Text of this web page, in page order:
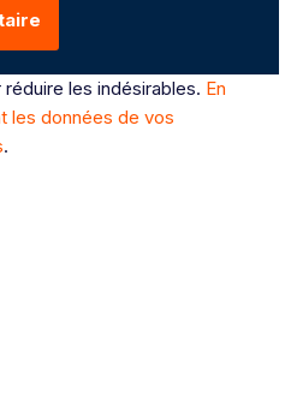
les indésirables. En
les données de vos
.